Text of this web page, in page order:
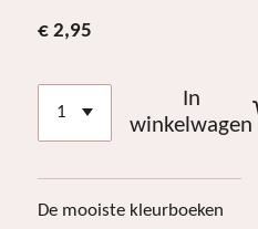
€ 2,95
In
winkelwagen
De mooiste kleurboeken